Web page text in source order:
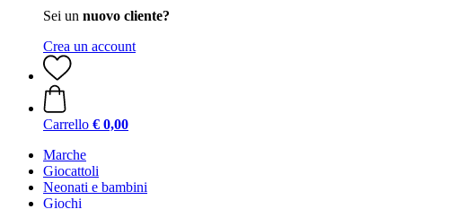
Sei un nuovo cliente?
Crea un account
Carrello € 0,00
Marche
Giocattoli
Neonati e bambini
Giochi